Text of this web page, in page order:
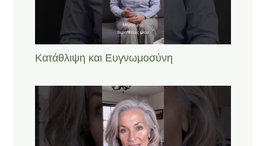
Κατάθλιψη και Ευγνωμοσύνη